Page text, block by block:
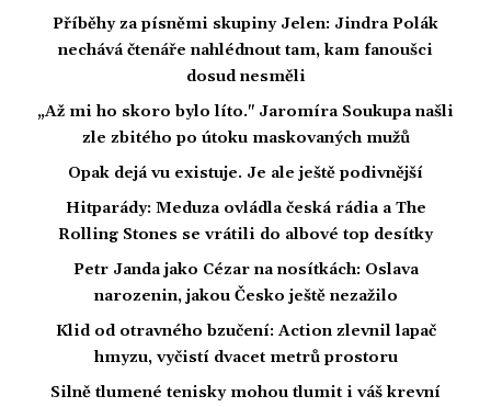
Příběhy za písněmi skupiny Jelen: Jindra Polák
nechává čtenáře nahlédnout tam, kam fanoušci
dosud nesměli
„Až mi ho skoro bylo líto." Jaromíra Soukupa našli
zle zbitého po útoku maskovaných mužů
Opak dejá vu existuje. Je ale ještě podivnější
Hitparády: Meduza ovládla česká rádia a The
Rolling Stones se vrátili do albové top desítky
Petr Janda jako Cézar na nosítkách: Oslava
narozenin, jakou Česko ještě nezažilo
Klid od otravného bzučení: Action zlevnil lapač
hmyzu, vyčistí dvacet metrů prostoru
Silně tlumené tenisky mohou tlumit i váš krevní